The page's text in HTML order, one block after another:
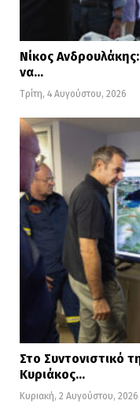
Νίκος
να…
Τρίτη, 4 Αυγούστου, 2026
Στο Συντονιστικό
Κυριάκος…
Κυριακή, 2 Αυγούστου, 2026